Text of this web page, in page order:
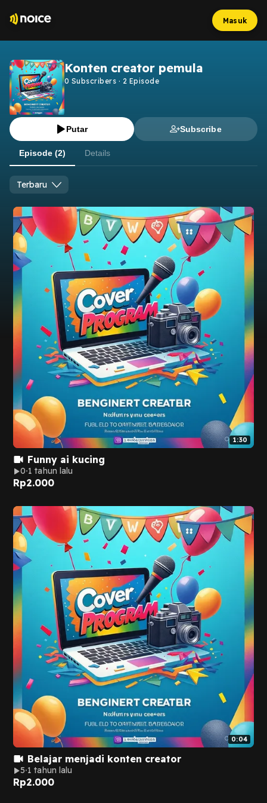
Masuk
Konten creator pemula
0 Subscribers · 2 Episode
Putar Subscribe
Episode (2) Details
Terbaru
1:30
Funny ai kucing
0 1 tahun lalu
Rp2.000
0:04
Belajar menjadi konten creator
5 1 tahun lalu
Rp2.000